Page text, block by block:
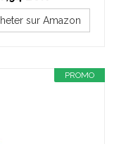
sur Amazon
PROMO